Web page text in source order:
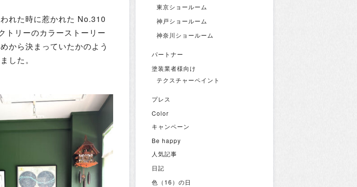
れた時に惹かれた No.310
トリーのカラーストーリー
から決まっていたかのよう
した。
東京ショールーム
神戸ショールーム
神奈川ショールーム
パートナー
塗装業者様向け
テクスチャーペイント
プレス
Color
キャンペーン
Be happy
人気記事
日記
色（16）の日